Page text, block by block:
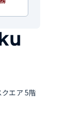
エア 5階